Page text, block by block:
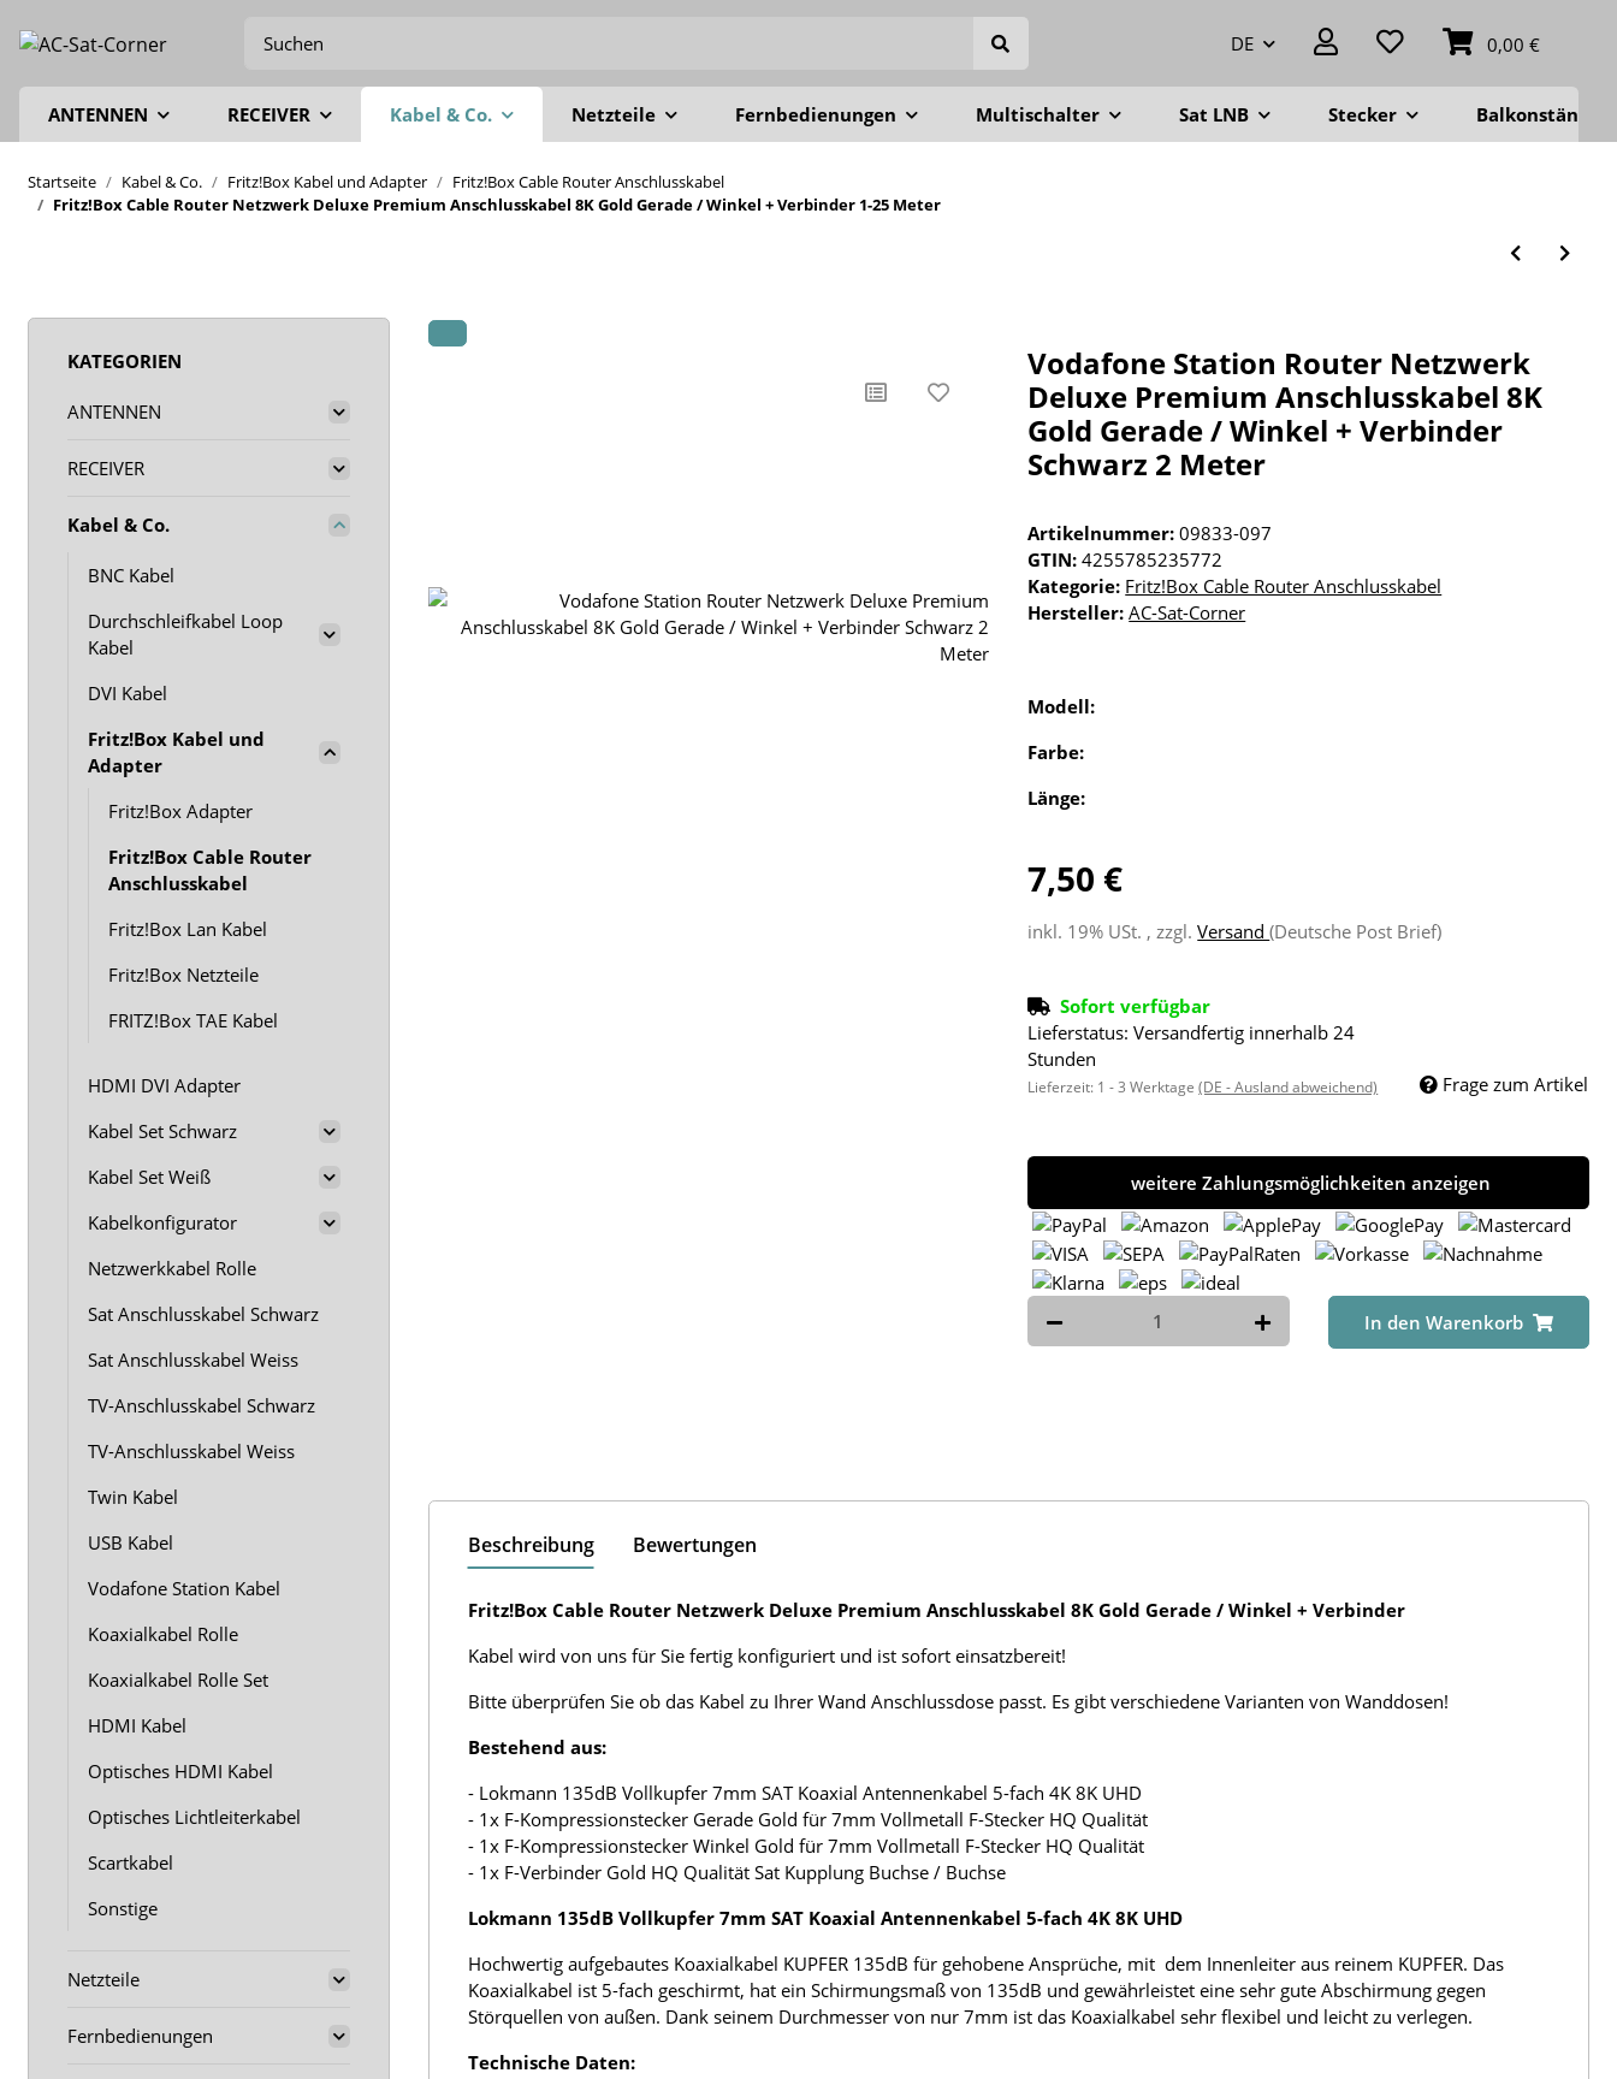
DE 0,00 €
ANTENNEN RECEIVER Kabel & Co. Netzteile Fernbedienungen Multischalter Sat LNB Stecker Balkonständer
Startseite Kabel & Co. Fritz!Box Kabel und Adapter
Fritz!Box Cable Router Anschlusskabel
Fritz!Box Cable Router Netzwerk Deluxe Premium Anschlusskabel 8K Gold Gerade / Winkel + Verbinder 1-25 Meter
Vodafone Station Router Netzwerk
Deluxe Premium Anschlusskabel 8K
Gold Gerade / Winkel + Verbinder
Schwarz 2 Meter
Artikelnummer:09833-097
GTIN: 4255785235772
Kategorie: Fritz!Box Cable Router Anschlusskabel
Hersteller: AC-Sat-Corner
Modell:
Farbe:
Länge:
7,50 €
inkl. 19% USt. , zzgl.Versand(Deutsche Post Brief)
Sofort verfügbar
Lieferstatus: Versandfertig innerhalb 24
Stunden
Lieferzeit: 1 - 3 Werktage(DE - Ausland abweichend) Frage zum Artikel
weitere Zahlungsmöglichkeiten anzeigen
In den Warenkorb
Beschreibung Bewertungen
Fritz!Box Cable Router Netzwerk Deluxe Premium Anschlusskabel 8K Gold Gerade / Winkel + Verbinder
Kabel wird von uns für Sie fertig konfiguriert und ist sofort einsatzbereit!
Bitte überprüfen Sie ob das Kabel zu Ihrer Wand Anschlussdose passt. Es gibt verschiedene Varianten von Wanddosen!
Bestehend aus:
- Lokmann 135dB Vollkupfer 7mm SAT Koaxial Antennenkabel 5-fach 4K 8K UHD
- 1x F-Kompressionstecker Gerade Gold für 7mm Vollmetall F-Stecker HQ Qualität
- 1x F-Kompressionstecker Winkel Gold für 7mm Vollmetall F-Stecker HQ Qualität
- 1x F-Verbinder Gold HQ Qualität Sat Kupplung Buchse / Buchse
Lokmann 135dB Vollkupfer 7mm SAT Koaxial Antennenkabel 5-fach 4K 8K UHD
Hochwertig aufgebautes Koaxialkabel KUPFER 135dB für gehobene Ansprüche, mit dem Innenleiter aus reinem KUPFER. Das
Koaxialkabel ist 5-fach geschirmt, hat ein Schirmungsmaß von 135dB und gewährleistet eine sehr gute Abschirmung gegen
Störquellen von außen. Dank seinem Durchmesser von nur 7mm ist das Koaxialkabel sehr flexibel und leicht zu verlegen.
Technische Daten:
KATEGORIEN
ANTENNEN
RECEIVER
Kabel & Co.
BNC Kabel
Durchschleifkabel Loop
Kabel
DVI Kabel
Fritz!Box Kabel und
Adapter
Fritz!Box Adapter
Fritz!Box Cable Router
Anschlusskabel
Fritz!Box Lan Kabel
Fritz!Box Netzteile
FRITZ!Box TAE Kabel
HDMI DVI Adapter
Kabel Set Schwarz
Kabel Set Weiß
Kabelkonfigurator
Netzwerkkabel Rolle
Sat Anschlusskabel Schwarz
Sat Anschlusskabel Weiss
TV-Anschlusskabel Schwarz
TV-Anschlusskabel Weiss
Twin Kabel
USB Kabel
Vodafone Station Kabel
Koaxialkabel Rolle
Koaxialkabel Rolle Set
HDMI Kabel
Optisches HDMI Kabel
Optisches Lichtleiterkabel
Scartkabel
Sonstige
Netzteile
Fernbedienungen